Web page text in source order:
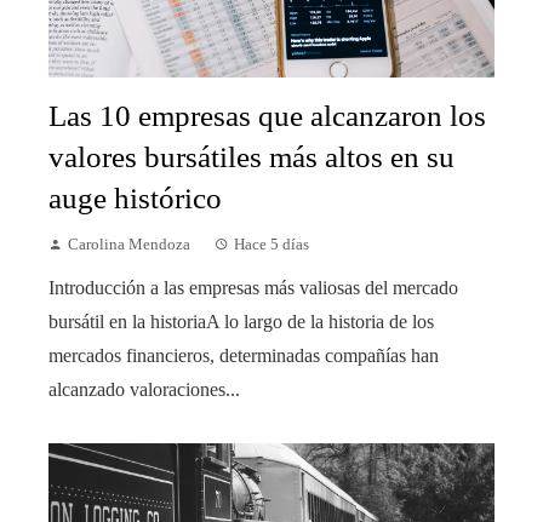
Las 10 empresas que alcanzaron los
valores bursátiles más altos en su
auge histórico
Carolina Mendoza Hace 5 días
Introducción a las empresas más valiosas del mercado
bursátil en la historiaA lo largo de la historia de los
mercados financieros, determinadas compañías han
alcanzado valoraciones...